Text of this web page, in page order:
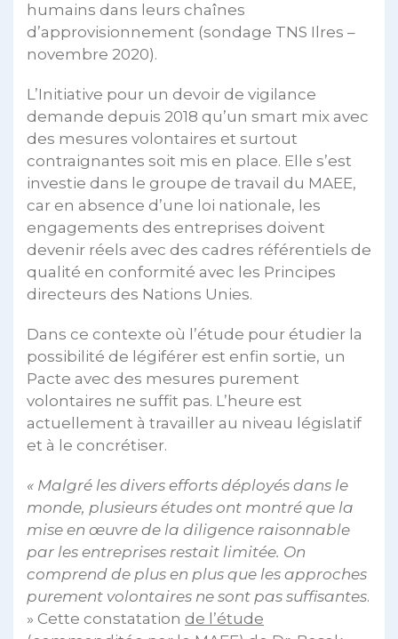
humains dans leurs chaînes
d’approvisionnement (sondage TNS Ilres –
novembre 2020).
L’Initiative pour un devoir de vigilance
demande depuis 2018 qu’un smart mix avec
des mesures volontaires et surtout
contraignantes soit mis en place. Elle s’est
investie dans le groupe de travail du MAEE,
car en absence d’une loi nationale, les
engagements des entreprises doivent
devenir réels avec des cadres référentiels de
qualité en conformité avec les Principes
directeurs des Nations Unies.
Dans ce contexte où l’étude pour étudier la
possibilité de légiférer est enfin sortie, un
Pacte avec des mesures purement
volontaires ne suffit pas. L’heure est
actuellement à travailler au niveau législatif
et à le concrétiser.
« Malgré les divers efforts déployés dans le
monde, plusieurs études ont montré que la
mise en œuvre de la diligence raisonnable
par les entreprises restait limitée. On
comprend de plus en plus que les approches
purement volontaires ne sont pas suffisantes.
» Cette constatation de l’étude